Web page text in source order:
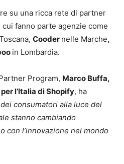
su una ricca rete di partner
fanno parte agenzie come
Cooder nelle Marche,
in Lombardia.
Program, Marco Buffa,
l’Italia di Shopify, ha
consumatori alla luce del
stanno cambiando
con l’innovazione nel mondo